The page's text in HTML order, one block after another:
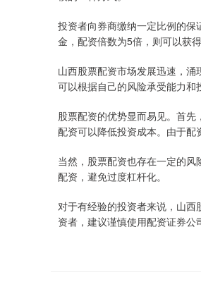
投资者向券商缴纳一定比例的
金，配资倍数为5倍，则可以获
山西股票配资市场发展迅速，
可以根据自己的风险承受能力和
股票配资的优势显而易见。首
配资可以降低投资成本。由于配
当然，股票配资也存在一定的
配资，避免过度杠杆化。
对于有经验的投资者来说，山
资者，建议谨慎使用配资证券公